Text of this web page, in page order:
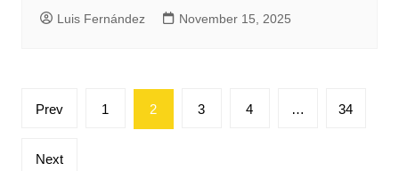
Luis Fernández November 15, 2025
Posts
Prev 1 2 3 4 … 34
Next